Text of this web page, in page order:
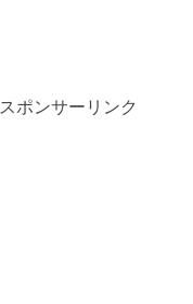
スポンサーリンク